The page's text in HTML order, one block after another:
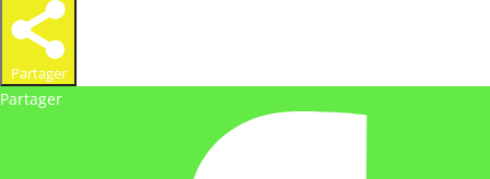
Partager
Partager